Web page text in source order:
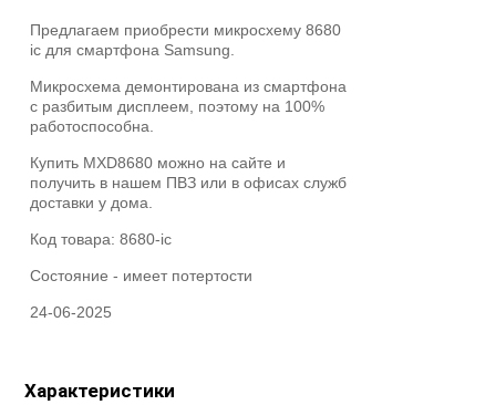
Предлагаем приобрести микросхему 8680
ic для смартфона Samsung.
Микросхема демонтирована из смартфона
с разбитым дисплеем, поэтому на 100%
работоспособна.
Купить MXD8680 можно на сайте и
получить в нашем ПВЗ или в офисах служб
доставки у дома.
Код товара: 8680-ic
Состояние - имеет потертости
24-06-2025
Характеристики